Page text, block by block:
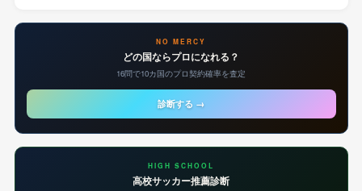
NO MERCY
どの国ならプロになれる？
16問で10カ国のプロ契約確率を査定
診断する →
HIGH SCHOOL
高校サッカー推薦診断